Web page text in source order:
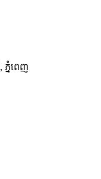
, ភ្នំពេញ